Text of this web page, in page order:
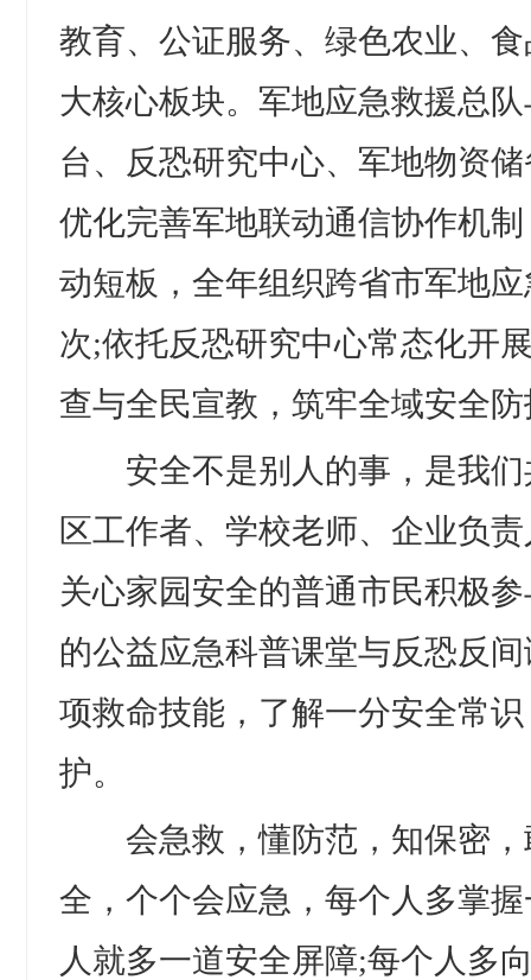
教育、公证服务、绿色农业、
大核心板块。军地应急救援总
台、反恐研究中心、军地物资
优化完善军地联动通信协作机
动短板，全年组织跨省市军地
次;依托反恐研究中心常态化开
查与全民宣教，筑牢全域安全
安全不是别人的事，是我们
区工作者、学校老师、企业负
关心家园安全的普通市民积极
的公益应急科普课堂与反恐反
项救命技能，了解一分安全常
护。
会急救，懂防范，知保密，
全，个个会应急，每个人多掌
人就多一道安全屏障;每个人多